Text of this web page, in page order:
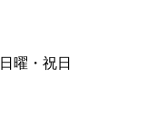
曜・祝日